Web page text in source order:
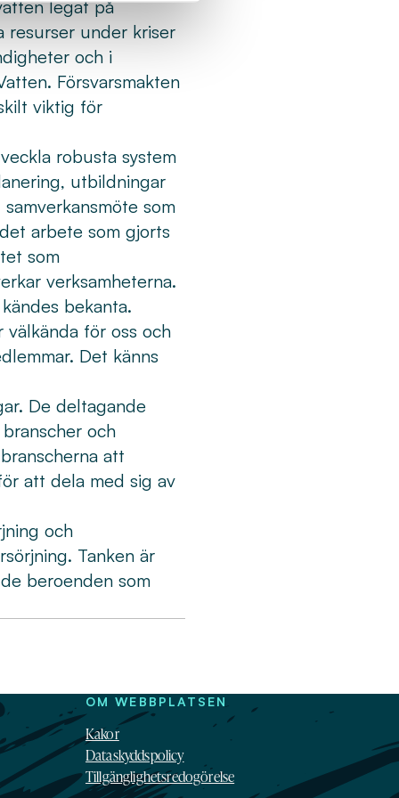
legat på
resurser under kriser
och i
Försvarsmakten
viktig för
robusta system
utbildningar
som
arbete som gjorts
som
verksamheterna.
bekanta.
för oss och
Det känns
De deltagande
och
att
att dela med sig av
och
Tanken är
beroenden som
OM WEBBPLATSEN
Kakor
Dataskyddspolicy
Tillgänglighetsredogörelse